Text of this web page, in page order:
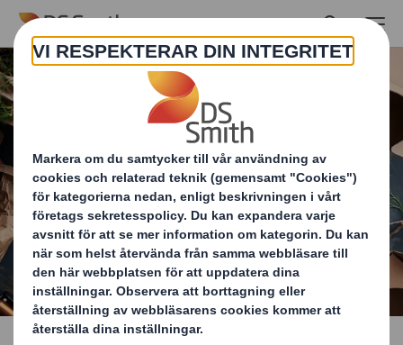
Skip to main content